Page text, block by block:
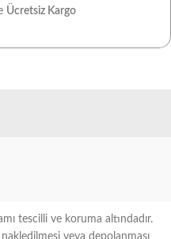
Ücretsiz Kargo
tescilli ve koruma altındadır.
veya depolanması